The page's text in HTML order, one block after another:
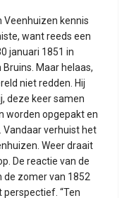
Veenhuizen kennis
want reeds een
januari 1851 in
Maar helaas,
niet redden. Hij
deze keer samen
worden opgepakt en
Vandaar verhuist het
Weer draait
De reactie van de
de zomer van 1852
“Ten